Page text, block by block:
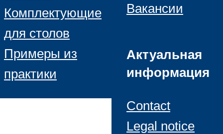
Комплектующие
для столов
Примеры из
практики
Вакансии
Актуальная
информация
Contact
Legal notice